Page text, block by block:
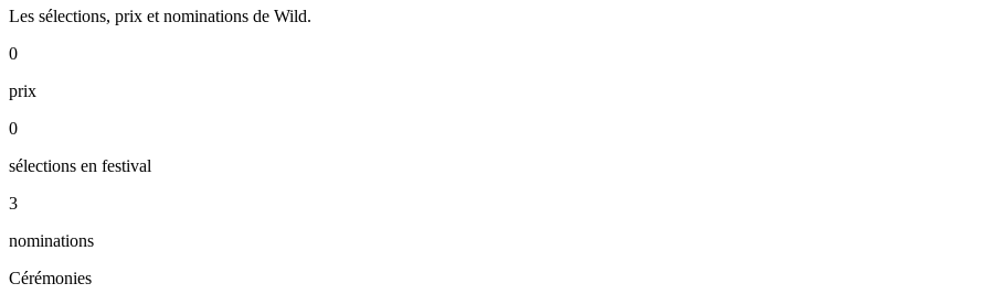
Les sélections, prix et nominations de Wild.
0
prix
0
sélections en festival
3
nominations
Cérémonies